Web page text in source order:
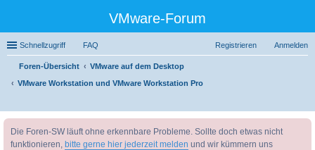
VMware-Forum
Schnellzugriff FAQ Anmelden
Registrieren
Foren-Übersicht
VMware auf dem Desktop
VMware Workstation und VMware Workstation Pro
uc
Die Foren-SW läuft ohne erkennbare Probleme. Sollte doch etwas nicht
funktionieren, bitte gerne hier jederzeit melden und wir kümmern uns